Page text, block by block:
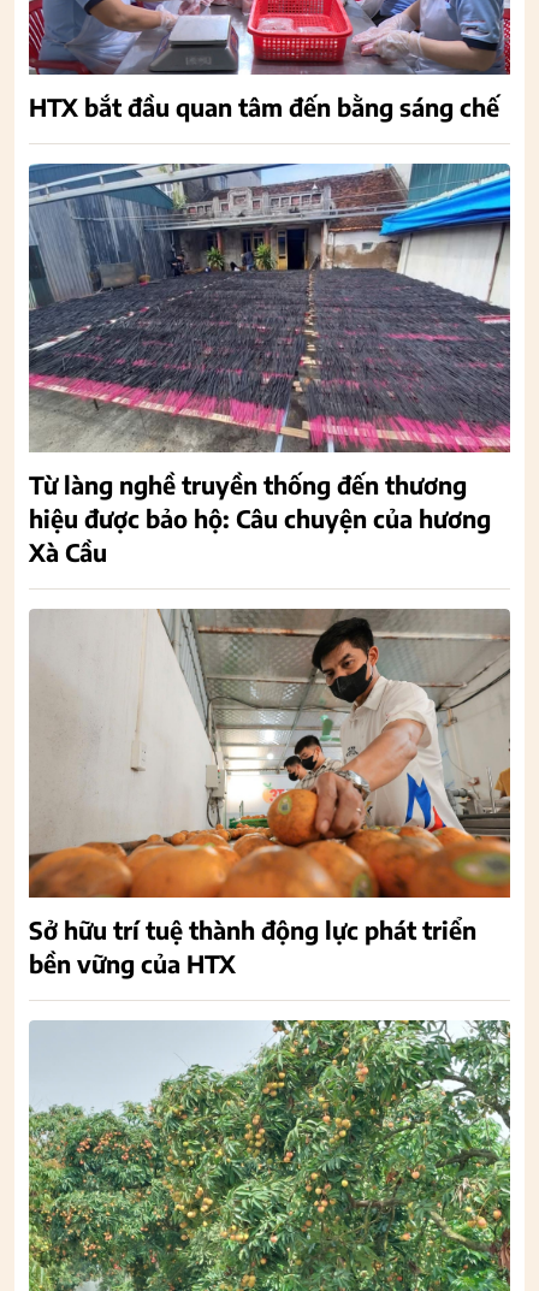
HTX bắt đầu quan tâm đến bằng sáng chế
Từ làng nghề truyền thống đến thương
hiệu được bảo hộ: Câu chuyện của hương
Xà Cầu
Sở hữu trí tuệ thành động lực phát triển
bền vững của HTX